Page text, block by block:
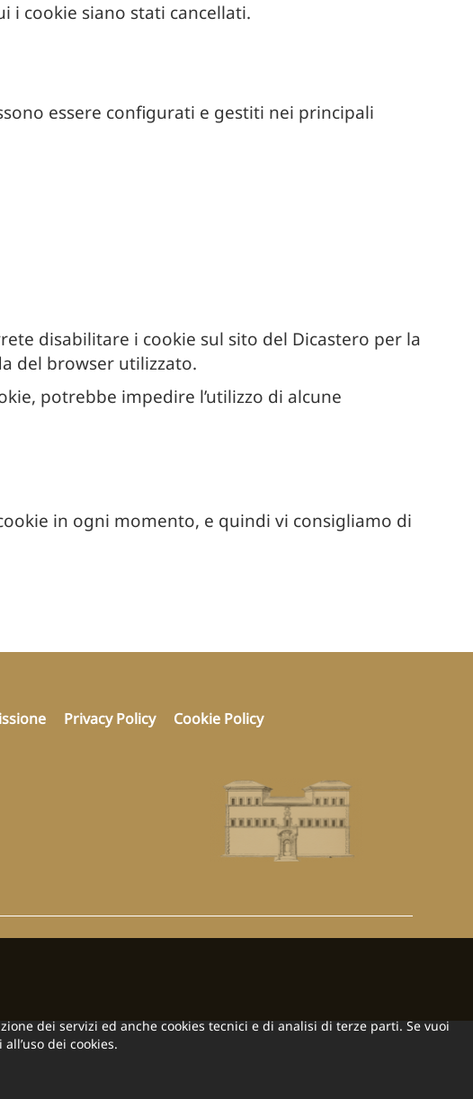
i cookie siano stati cancellati.
essere configurati e gestiti nei principali
disabilitare i cookie sul sito del Dicastero per la
del browser utilizzato.
potrebbe impedire l’utilizzo di alcune
in ogni momento, e quindi vi consigliamo di
Privacy Policy Cookie Policy
dei servizi ed anche cookies tecnici e di analisi di terze parti. Se vuoi
dei cookies.